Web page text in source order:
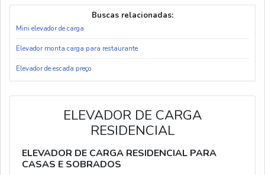
Buscas relacionadas:
Mini elevador de carga
Elevador monta carga para restaurante
Elevador de escada preço
ELEVADOR DE CARGA
RESIDENCIAL
ELEVADOR DE CARGA RESIDENCIAL PARA
CASAS E SOBRADOS